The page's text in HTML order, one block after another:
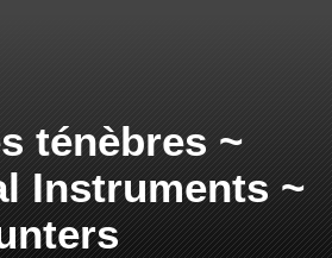
ténèbres ~
Instruments ~